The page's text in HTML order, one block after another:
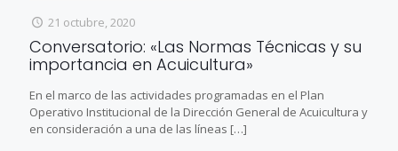
21 octubre, 2020
Conversatorio: «Las Normas Técnicas y su
importancia en Acuicultura»
En el marco de las actividades programadas en el Plan
Operativo Institucional de la Dirección General de Acuicultura y
en consideración a una de las líneas […]